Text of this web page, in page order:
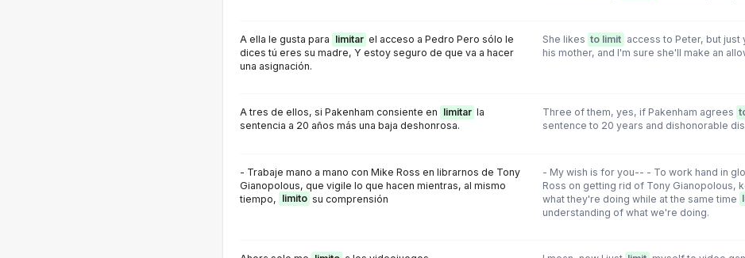
A ella le gusta para limitar el acceso a Pedro Pero sólo le
dices tú eres su madre, Y estoy seguro de que va a hacer
una asignación.
She likes to limit access to Peter, but just
his mother, and I'm sure she'll make an
A tres de ellos, si Pakenham consiente en limitar la
sentencia a 20 años más una baja deshonrosa.
Three of them, yes, if Pakenham agrees
sentence to 20 years and dishonorable
- Trabaje mano a mano con Mike Ross en librarnos de Tony
Gianopolous, que vigile lo que hacen mientras, al mismo
tiempo, limito su comprensión
- My wish is for you-- - To work hand in
Ross on getting rid of Tony Gianopolous,
what they're doing while at the same time
understanding of what we're doing.